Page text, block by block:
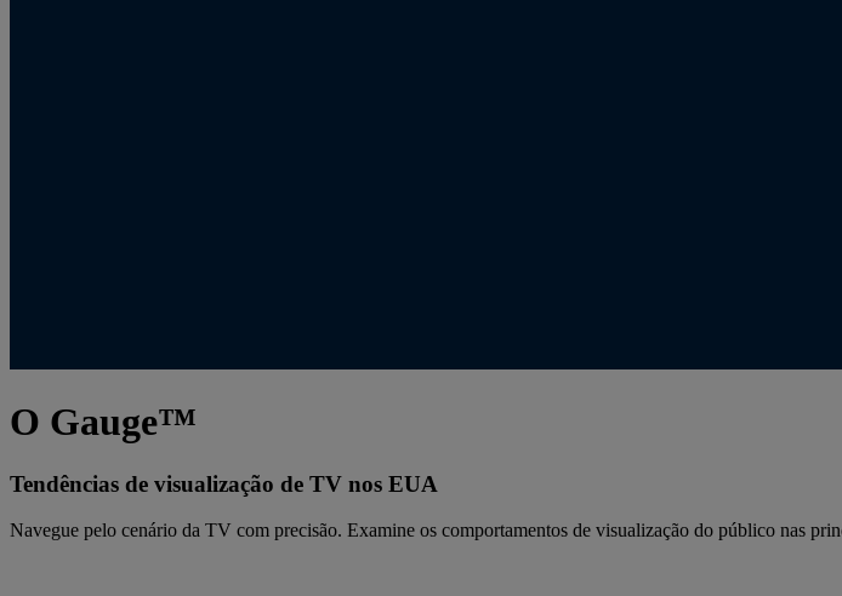
O Gauge™
Tendências de visualização de TV nos EUA
Navegue pelo cenário da TV com precisão. Examine os comportamentos de visualização do público nas